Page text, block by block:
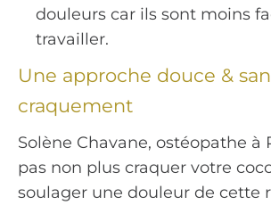
douleurs car ils sont moins
travailler.
Une approche douce &
craquement
Solène Chavane, ostéopathe à
pas non plus craquer votre
soulager une douleur de cette